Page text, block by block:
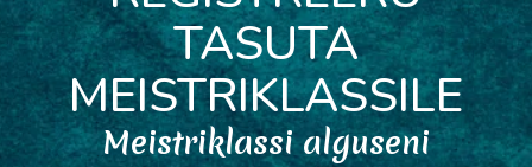
TASUTA
MEISTRIKLASSILE
Meistriklassi alguseni